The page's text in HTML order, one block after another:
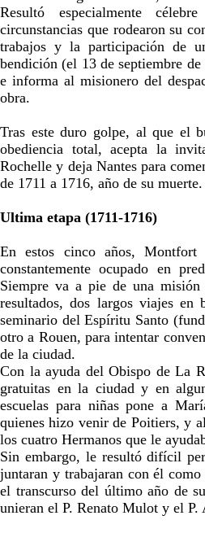
Resultó especialmente
circunstancias que rodearon su
trabajos y la participación de
bendición (el 13 de septiembre
e informa al misionero del
obra.
Tras este duro golpe, al que el
obediencia total, acepta la
Rochelle y deja Nantes para
de 1711 a 1716, año de su muerte.
Ultima etapa (1711-1716)
En estos cinco años, Montfort
constantemente ocupado en
Siempre va a pie de una
resultados, dos largos viajes en
seminario del Espíritu Santo
otro a Rouen, para intentar
de la ciudad.
Con la ayuda del Obispo de La
gratuitas en la ciudad y en
escuelas para niñas pone a
quienes hizo venir de Poitiers, y
los cuatro Hermanos que le
Sin embargo, le resultó difícil
juntaran y trabajaran con él
el transcurso del último año de
unieran el P. Renato Mulot y el P.